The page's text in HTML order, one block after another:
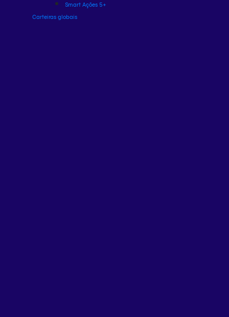
Smart Ações 5+
Carteiras globais